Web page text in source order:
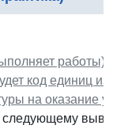
код единиц
на оказание